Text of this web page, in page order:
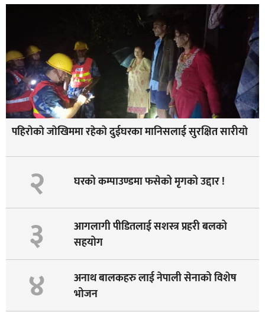
पहिराेकाे जाेखिममा रहेकाे दुईघरका मानिसलाई सुरक्षित सारीयाे
२ घरको कम्पाउण्डमा फसेको मृगको उद्दार !
३
आगलागी पीडितलाई सशस्त्र प्रहरी बलको
सहयोग
४
अनाथ बालकहरु लाई नेपाली सेनाको विशेष
भोजन